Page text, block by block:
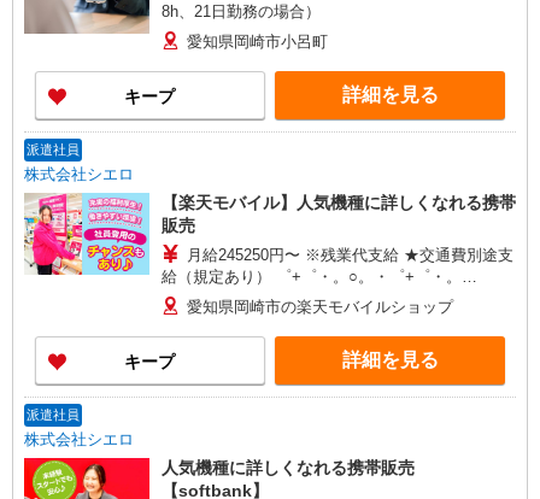
8h、21日勤務の場合）
愛知県岡崎市小呂町
キープ 詳細を見る
派遣社員
株式会社シエロ
【楽天モバイル】人気機種に詳しくなれる携帯
販売
月給245250円〜 ※残業代支給 ★交通費別途支
給（規定あり） ゜+゜・。○。・゜+゜・。
○。・゜+゜ 入社祝い金10万円支給(規定有) お友達
を紹介頂くと, インセンティブ支給(規定有) ゜・。
○。・゜+゜・。○。・゜+゜
愛知県岡崎市の楽天モバイルショップ
キープ 詳細を見る
派遣社員
株式会社シエロ
人気機種に詳しくなれる携帯販売
【softbank】